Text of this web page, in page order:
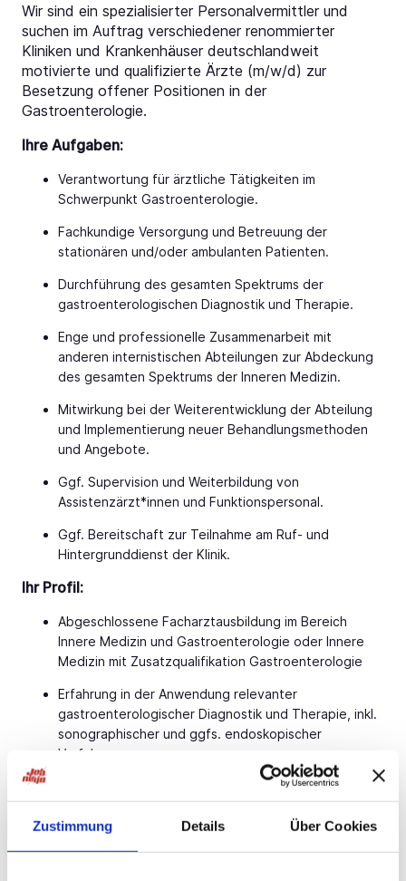
Zustimmung Details Über Cookies
Wir sind ein spezialisierter Personalvermittler und
suchen im Auftrag verschiedener renommierter
Kliniken und Krankenhäuser deutschlandweit
motivierte und qualifizierte Ärzte (m/w/d) zur
Besetzung offener Positionen in der
Gastroenterologie.
Ihre Aufgaben:
Verantwortung für ärztliche Tätigkeiten im
Schwerpunkt Gastroenterologie.
Fachkundige Versorgung und Betreuung der
stationären und/oder ambulanten Patienten.
Durchführung des gesamten Spektrums der
gastroenterologischen Diagnostik und Therapie.
Enge und professionelle Zusammenarbeit mit
anderen internistischen Abteilungen zur Abdeckung
des gesamten Spektrums der Inneren Medizin.
Mitwirkung bei der Weiterentwicklung der Abteilung
und Implementierung neuer Behandlungsmethoden
und Angebote.
Ggf. Supervision und Weiterbildung von
Assistenzärzt*innen und Funktionspersonal.
Ggf. Bereitschaft zur Teilnahme am Ruf- und
Hintergrunddienst der Klinik.
Ihr Profil:
Abgeschlossene Facharztausbildung im Bereich
Innere Medizin und Gastroenterologie oder Innere
Medizin mit Zusatzqualifikation Gastroenterologie
Erfahrung in der Anwendung relevanter
gastroenterologischer Diagnostik und Therapie, inkl.
sonographischer und ggfs. endoskopischer
Verfahren.
Engagement bei der Entwicklung und Mitgestaltung
eines eigenen Verantwortungsbereiches.
Teamfähige, freundliche und aufgeschlossene